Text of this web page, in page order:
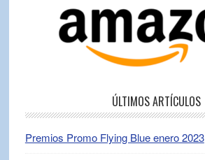
ÚLTIMOS ARTÍCULOS
Premios Promo Flying Blue enero 2023